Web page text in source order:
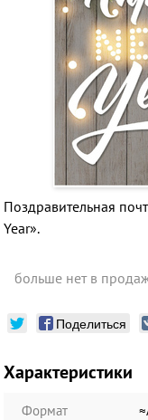
Поздравительная
Year».
больше нет в
Поделиться
Характеристики
Формат